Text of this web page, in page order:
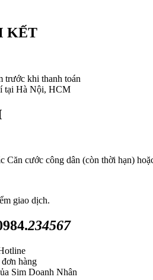
KẾT
trước khi thanh toán
tại Hà Nội, HCM
cước công dân (còn thời hạn)
giao dịch.
234567
hàng
Sim Doanh Nhân